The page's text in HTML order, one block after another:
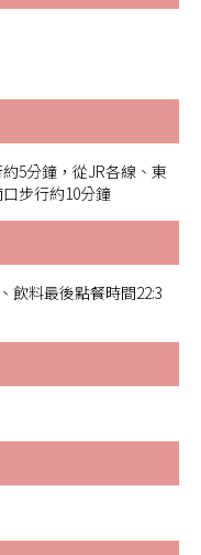
5分鐘，從JR各線、東
步行約10分鐘
飲料最後點餐時間22:3